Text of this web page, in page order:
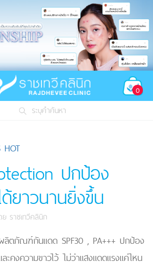
0
ระบุคำค้นหา
HOT
ปกป้อง
ยาวนานยิ่งขึ้น
ย ราชเทวีคลินิก
ลิตภัณฑ์กันแดด SPF30 , PA+++ ปกป้อง
ะคงความขาวไว้ ไม่ว่าแสงแดดแรงแค่ไหน